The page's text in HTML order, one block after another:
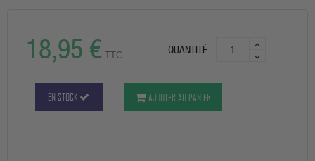
18,95 € TTC QUANTITÉ
EN STOCK AJOUTER AU PANIER